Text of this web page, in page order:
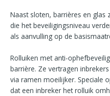
Naast sloten, barrières en glas
die het beveiligingsniveau
als aanvulling op de
Rolluiken met anti-
barrière. Ze vertragen
via ramen moeilijker. Speciale
dat een inbreker het rolluik